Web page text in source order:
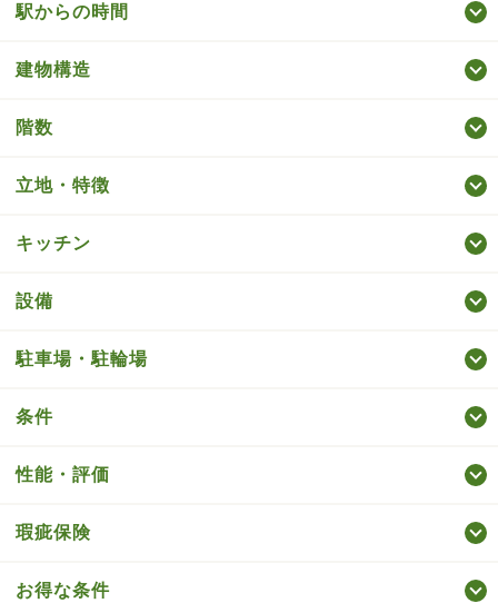
駅からの時間
建物構造
階数
立地・特徴
キッチン
設備
駐車場・駐輪場
条件
性能・評価
瑕疵保険
お得な条件